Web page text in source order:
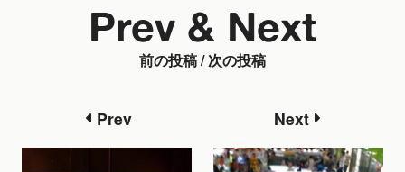
前の投稿 / 次の投稿
Prev & Next
Prev Next